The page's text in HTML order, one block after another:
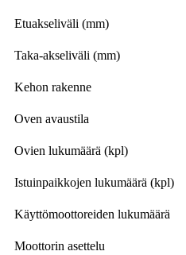
Etuakseliväli (mm)
Taka-akseliväli (mm)
Kehon rakenne
Oven avaustila
Ovien lukumäärä (kpl)
Istuinpaikkojen lukumäärä (kpl)
Käyttömoottoreiden lukumäärä
Moottorin asettelu